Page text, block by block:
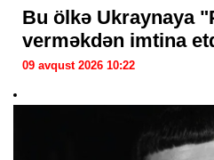
Bu ölkə Ukraynaya
verməkdən imtina
09 avqust 2026 10:22